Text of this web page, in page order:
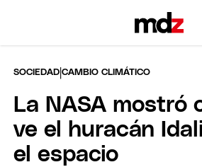
SOCIEDAD |CAMBIO CLIMÁTICO
La NASA mostró
ve el huracán
el espacio